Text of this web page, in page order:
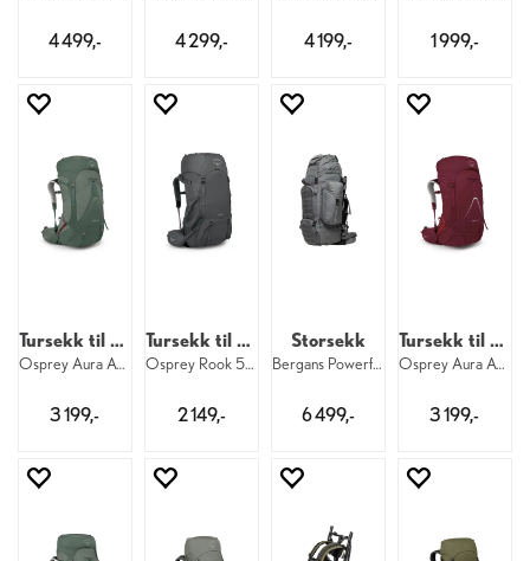
4 499,- 4 299,- 4 199,- 1 999,-
Tursekk til dame
Osprey Aura AG LT 65 W 546
3 199,-
Tursekk til herre
Osprey Rook 50 M 998
2 149,-
Storsekk
Bergans Powerframe Bigpack 130+ 2616
6 499,-
Tursekk til dame
Osprey Aura AG LT 65 W 476
3 199,-